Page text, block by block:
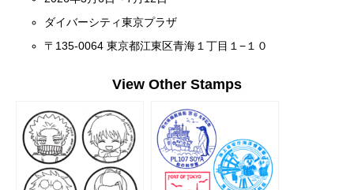
ダイバーシティ東京プラザ
〒135-0064 東京都江東区青海１丁目１−１０
View Other Stamps